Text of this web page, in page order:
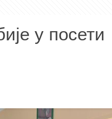
у посети